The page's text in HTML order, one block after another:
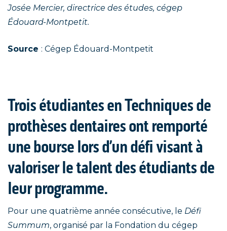
Josée Mercier, directrice des études, cégep
Édouard-Montpetit.
Source : Cégep Édouard-Montpetit
Trois étudiantes en Techniques de
prothèses dentaires ont remporté
une bourse lors d’un défi visant à
valoriser le talent des étudiants de
leur programme.
Pour une quatrième année consécutive, le Défi
Summum, organisé par la Fondation du cégep